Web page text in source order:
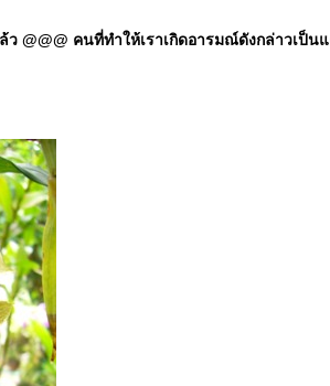
@@@ คนที่ทำให้เราเกิดอารมณ์ดังกล่าวเป็